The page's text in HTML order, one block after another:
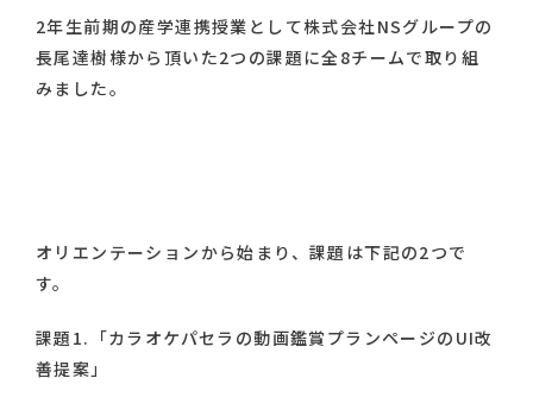
2年生前期の産学連携授業として株式会社NSグループの
長尾達樹様から頂いた2つの課題に全8チームで取り組
みました。
オリエンテーションから始まり、課題は下記の2つで
す。
課題1.「カラオケパセラの動画鑑賞プランページのUI改
善提案」